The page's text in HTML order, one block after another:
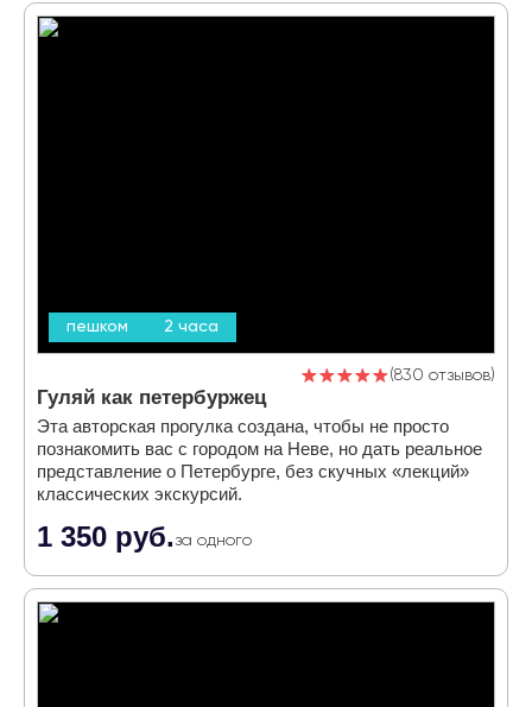
пешком 2 часа
830 отзывов
Гуляй как петербуржец
Эта авторская прогулка создана, чтобы не просто
познакомить вас с городом на Неве, но дать реальное
представление о Петербурге, без скучных «лекций»
классических экскурсий.
1 350 руб. за одного